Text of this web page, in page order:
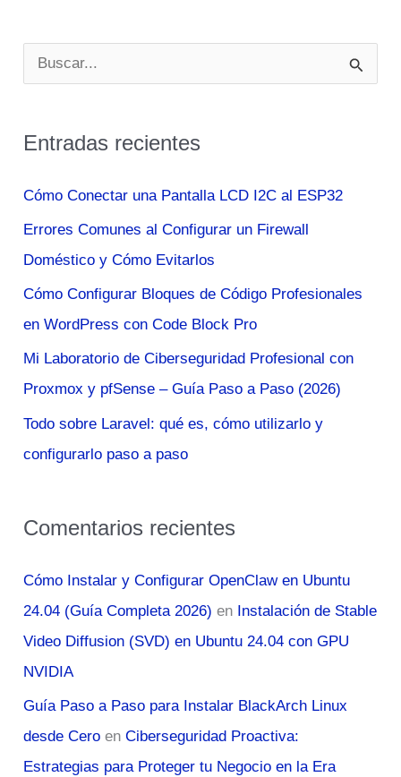
u
c
p
o
r
:
Entradas recientes
Cómo Conectar una Pantalla LCD I2C al ESP32
Errores Comunes al Configurar un Firewall
Doméstico y Cómo Evitarlos
Cómo Configurar Bloques de Código Profesionales
en WordPress con Code Block Pro
Mi Laboratorio de Ciberseguridad Profesional con
Proxmox y pfSense – Guía Paso a Paso (2026)
Todo sobre Laravel: qué es, cómo utilizarlo y
configurarlo paso a paso
Comentarios recientes
Cómo Instalar y Configurar OpenClaw en Ubuntu
24.04 (Guía Completa 2026) en Instalación de Stable
Video Diffusion (SVD) en Ubuntu 24.04 con GPU
NVIDIA
Guía Paso a Paso para Instalar BlackArch Linux
desde Cero enCiberseguridad Proactiva:
Estrategias para Proteger tu Negocio en la Era